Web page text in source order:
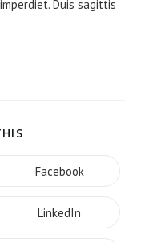
Duis sagittis
CONTENT
Opens
new
window
Facebook
Opens
LinkedIn